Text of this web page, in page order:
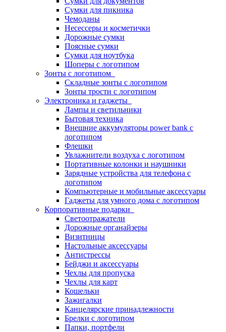
Сумки для пикника
Чемоданы
Несессеры и косметички
Дорожные сумки
Поясные сумки
Сумки для ноутбука
Шоперы с логотипом
Зонты с логотипом
Складные зонты с логотипом
Зонты трости с логотипом
Электроника и гаджеты
Лампы и светильники
Бытовая техника
Внешние аккумуляторы power bank с
логотипом
Флешки
Увлажнители воздуха с логотипом
Портативные колонки и наушники
Зарядные устройства для телефона с
логотипом
Компьютерные и мобильные аксессуары
Гаджеты для умного дома с логотипом
Корпоративные подарки
Светоотражатели
Дорожные органайзеры
Визитницы
Настольные аксессуары
Антистрессы
Бейджи и аксессуары
Чехлы для пропуска
Чехлы для карт
Кошельки
Зажигалки
Канцелярские принадлежности
Брелки с логотипом
Папки, портфели